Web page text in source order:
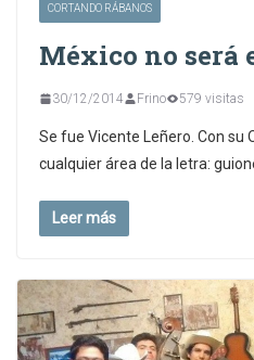
CORTANDO RÁBANOS
México no será
30/12/2014 Frino 579 visitas
Se fue Vicente Leñero. Con su
cualquier área de la letra:
Leer más